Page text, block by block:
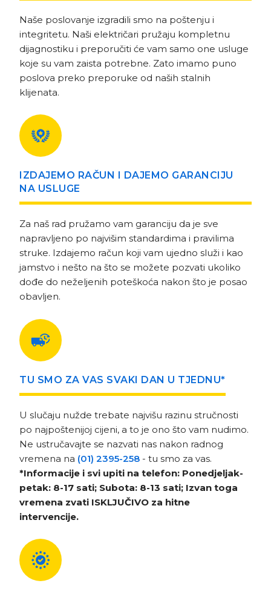
Naše poslovanje izgradili smo na poštenju i
integritetu. Naši električari pružaju kompletnu
dijagnostiku i preporučiti će vam samo one usluge
koje su vam zaista potrebne. Zato imamo puno
poslova preko preporuke od naših stalnih
klijenata.
IZDAJEMO RAČUN I DAJEMO GARANCIJU
NA USLUGE
Za naš rad pružamo vam garanciju da je sve
napravljeno po najvišim standardima i pravilima
struke. Izdajemo račun koji vam ujedno služi i kao
jamstvo i nešto na što se možete pozvati ukoliko
dođe do neželjenih poteškoća nakon što je posao
obavljen.
TU SMO ZA VAS SVAKI DAN U TJEDNU*
U slučaju nužde trebate najvišu razinu stručnosti
po najpoštenijoj cijeni, a to je ono što vam nudimo.
Ne ustručavajte se nazvati nas nakon radnog
vremena na (01) 2395-258 - tu smo za vas.
*Informacije i svi upiti na telefon: Ponedjeljak-
petak: 8-17 sati; Subota: 8-13 sati; Izvan toga
vremena zvati ISKLJUČIVO za hitne
intervencije.